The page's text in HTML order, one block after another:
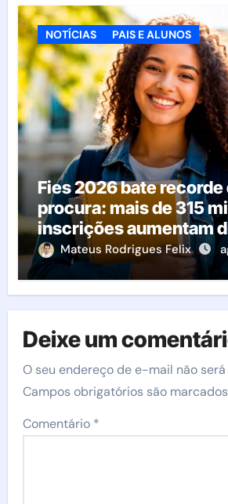
NOTÍCIAS PAIS E ALUNOS
Fies 2026 bate recorde
procura: mais de 315
inscrições aumentam
pelas vagas; veja o que
agora
Mateus Rodrigues Felix
Deixe um
O seu endereço de e-mail não
Campos obrigatórios são
Comentário *